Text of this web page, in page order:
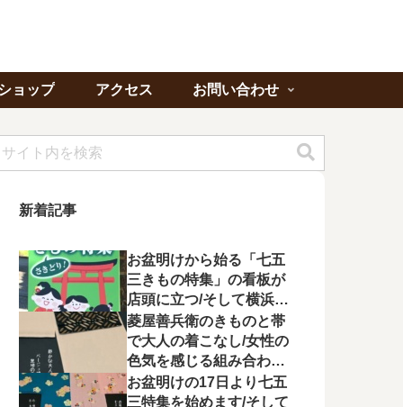
ョップ アクセス お問い合わせ
新着記事
お盆明けから始る「七五
三きもの特集」の看板が
店頭に立つ/そして横浜よ
り「ゆかたの夕べ」への
出席を頂く
菱屋善兵衛のきものと帯
で大人の着こなし/女性の
色気を感じる組み合わに
心が惹かれる
お盆明けの17日より七五
三特集を始めます/そして